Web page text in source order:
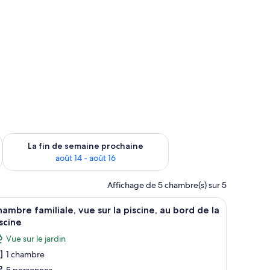
semaine août 7 - août 9
La fin de semaine prochaine
août 14 - août 16
Vérifier la disponibilité pour la fin de semaine prochaine août
Affichage de 5 chambre(s) sur 5
décor unique
de bain privée, au bord de la piscine | Fer et planche à repasser, accès
Chambre familiale, vue sur la piscine, au
1
familiale, vue sur la piscine, au bord de la
Vue sur le jardin
1 chambre